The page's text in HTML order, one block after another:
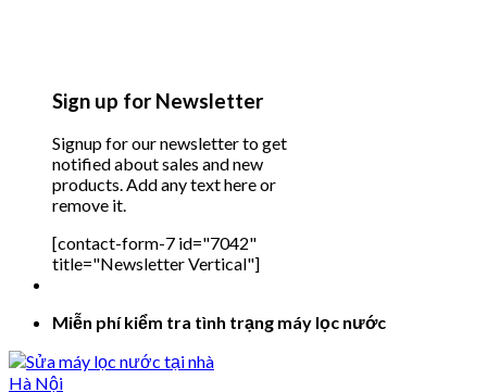
Sign up for Newsletter
Signup for our newsletter to get
notified about sales and new
products. Add any text here or
remove it.
[contact-form-7 id="7042"
title="Newsletter Vertical"]
Miễn phí kiểm tra tình trạng máy lọc nước